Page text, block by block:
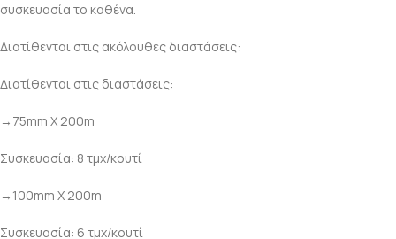
συσκευασία το καθένα.
Διατίθενται στις ακόλουθες διαστάσεις:
Διατίθενται στις διαστάσεις:
→75mm Χ 200m
Συσκευασία: 8 τμχ/κουτί
→100mm Χ 200m
Συσκευασία: 6 τμχ/κουτί